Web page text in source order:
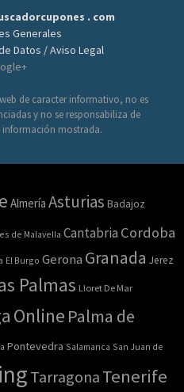
. com
Generales
Datos / Aviso Legal
de caracter informativo, no es
y no se responsabiliza de
información mostrada.
Almería Asturias Badajoz
de Malavella Cantabria Cordoba
El Burgo Gerona Granada Jerez
Palmas Lloret De Mar
Online Palma de
Pontevedra Salamanca San Juan de
Tarragona Tenerife